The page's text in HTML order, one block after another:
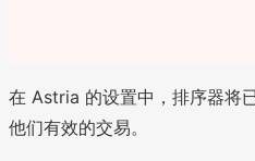
在 Astria 的设置中，排序器将
他们有效的交易。